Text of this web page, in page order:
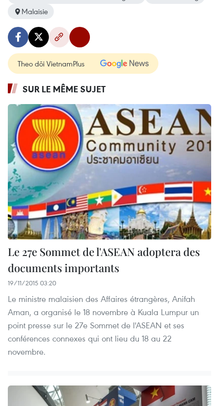
Malaisie
Theo dõi VietnamPlus
SUR LE MÊME SUJET
Le 27e Sommet de l'ASEAN adoptera des
documents importants
19/11/2015 03:20
Le ministre malaisien des Affaires étrangères, Anifah
Aman, a organisé le 18 novembre à Kuala Lumpur un
point presse sur le 27e Sommet de l'ASEAN et ses
conférences connexes qui ont lieu du 18 au 22
novembre.